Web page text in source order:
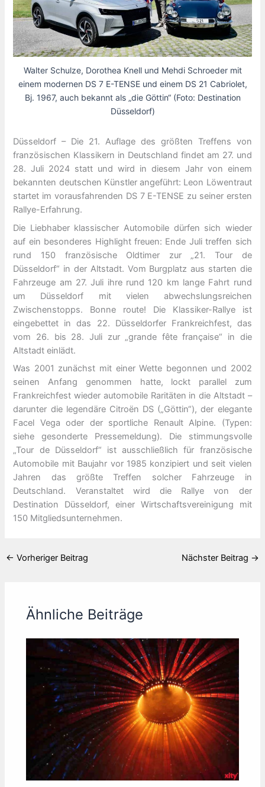
Walter Schulze, Dorothea Knell und Mehdi Schroeder mit
einem modernen DS 7 E-TENSE und einem DS 21 Cabriolet,
Bj. 1967, auch bekannt als „die Göttin“ (Foto: Destination
Düsseldorf)
Düsseldorf – Die 21. Auflage des größten Treffens von
französischen Klassikern in Deutschland findet am 27. und
28. Juli 2024 statt und wird in diesem Jahr von einem
bekannten deutschen Künstler angeführt: Leon Löwentraut
startet im vorausfahrenden DS 7 E-TENSE zu seiner ersten
Rallye-Erfahrung.
Die Liebhaber klassischer Automobile dürfen sich wieder
auf ein besonderes Highlight freuen: Ende Juli treffen sich
rund 150 französische Oldtimer zur „21. Tour de
Düsseldorf“ in der Altstadt. Vom Burgplatz aus starten die
Fahrzeuge am 27. Juli ihre rund 120 km lange Fahrt rund
um Düsseldorf mit vielen abwechslungsreichen
Zwischenstopps. Bonne route! Die Klassiker-Rallye ist
eingebettet in das 22. Düsseldorfer Frankreichfest, das
vom 26. bis 28. Juli zur „grande fête française“ in die
Altstadt einlädt.
Was 2001 zunächst mit einer Wette begonnen und 2002
seinen Anfang genommen hatte, lockt parallel zum
Frankreichfest wieder automobile Raritäten in die Altstadt –
darunter die legendäre Citroёn DS („Göttin“), der elegante
Facel Vega oder der sportliche Renault Alpine. (Typen:
siehe gesonderte Pressemeldung). Die stimmungsvolle
„Tour de Düsseldorf“ ist ausschließlich für französische
Automobile mit Baujahr vor 1985 konzipiert und seit vielen
Jahren das größte Treffen solcher Fahrzeuge in
Deutschland. Veranstaltet wird die Rallye von der
Destination Düsseldorf, einer Wirtschaftsvereinigung mit
150 Mitgliedsunternehmen.
← Vorheriger Beitrag Nächster Beitrag →
Ähnliche Beiträge